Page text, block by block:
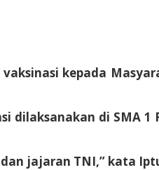
vaksinasi kepada
dilaksanakan di SMA 1
jajaran TNI,” kata